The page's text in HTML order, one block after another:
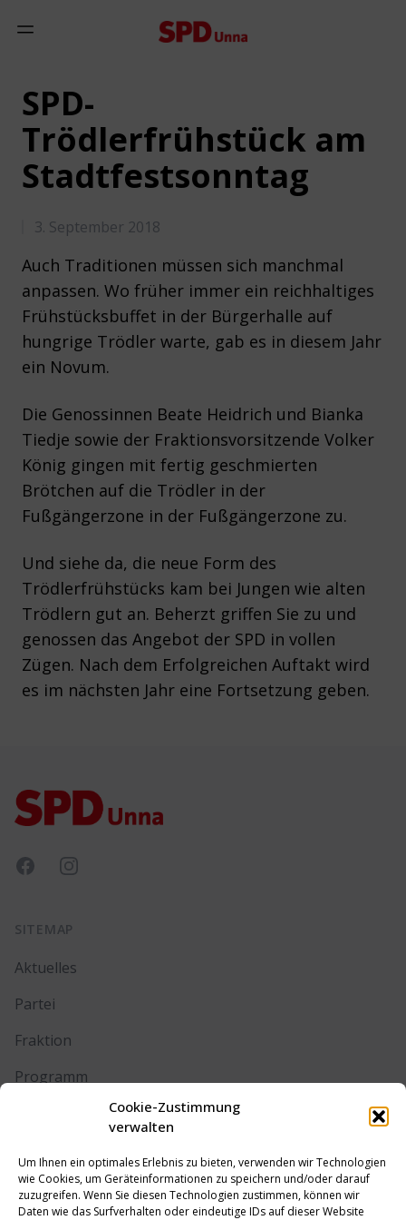
Cookie-Zustimmung
verwalten
Um Ihnen ein optimales Erlebnis zu bieten, verwenden wir Technologien
wie Cookies, um Geräteinformationen zu speichern und/oder darauf
zuzugreifen. Wenn Sie diesen Technologien zustimmen, können wir
Daten wie das Surfverhalten oder eindeutige IDs auf dieser Website
Mobiles Menü anzeigen
SPD-
Trödlerfrühstück am
Stadtfestsonntag
3. September 2018
Auch Traditionen müssen sich manchmal
anpassen. Wo früher immer ein reichhaltiges
Frühstücksbuffet in der Bürgerhalle auf
hungrige Trödler warte, gab es in diesem Jahr
ein Novum.
Die Genossinnen Beate Heidrich und Bianka
Tiedje sowie der Fraktionsvorsitzende Volker
König gingen mit fertig geschmierten
Brötchen auf die Trödler in der
Fußgängerzone in der Fußgängerzone zu.
Und siehe da, die neue Form des
Trödlerfrühstücks kam bei Jungen wie alten
Trödlern gut an. Beherzt griffen Sie zu und
genossen das Angebot der SPD in vollen
Zügen. Nach dem Erfolgreichen Auftakt wird
es im nächsten Jahr eine Fortsetzung geben.
FacebookInstagram
SITEMAP
Aktuelles
Partei
Fraktion
Programm
RECHTLICHES
Impressum